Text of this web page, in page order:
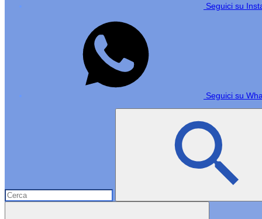
Seguici su
Seguici su